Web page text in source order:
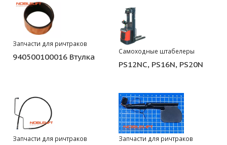
Запчасти для ричтраков
940500100016 Втулка
Самоходные штабелеры
PS12NC, PS16N, PS20N
Запчасти для ричтраков Запчасти для ричтраков